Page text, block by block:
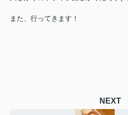
また、行ってきます！
NEXT